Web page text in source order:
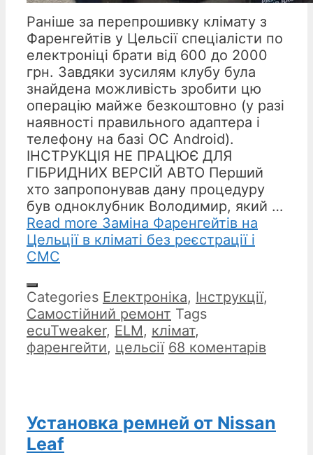
Раніше за перепрошивку клімату з
Фаренгейтів у Цельсії спеціалісти по
електроніці брати від 600 до 2000
грн. Завдяки зусилям клубу була
знайдена можливість зробити цю
операцію майже безкоштовно (у разі
наявності правильного адаптера і
телефону на базі ОС Android).
ІНСТРУКЦІЯ НЕ ПРАЦЮЄ ДЛЯ
ГІБРИДНИХ ВЕРСІЙ АВТО Перший
хто запропонував дану процедуру
був одноклубник Володимир, який …
Read more Заміна Фаренгейтів на
Цельції в кліматі без реєстрації і
СМС
Categories Електроніка, Інструкції,
Самостійний ремонт Tags
ecuTweaker, ELM, клімат,
фаренгейти, цельсії 68 коментарів
Установка ремней от Nissan
Leaf